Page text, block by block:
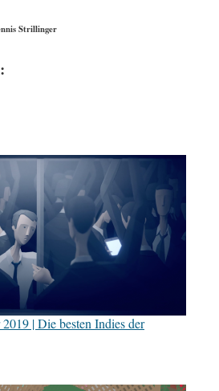
Strillinger
| Die besten Indies der